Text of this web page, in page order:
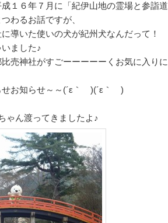
１６年７月に「紀伊山地の霊場と参詣
わるお話ですが、
導いた使いの犬が紀州犬なんだって！
ました♪
売神社がすごーーーーーくお気に入り
せお知らせ～～(´ε｀ )(´ε｀ )
ゃん渡ってきましたよ♪